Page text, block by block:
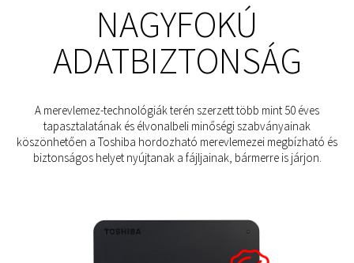
NAGYFOKÚ
ADATBIZTONSÁG
A merevlemez-technológiák terén szerzett több mint 50 éves
tapasztalatának és élvonalbeli minőségi szabványainak
köszönhetően a Toshiba hordozható merevlemezei megbízható és
biztonságos helyet nyújtanak a fájljainak, bármerre is járjon.